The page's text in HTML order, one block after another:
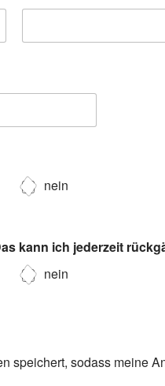
nein
kann ich jederzeit
nein
speichert, sodass meine